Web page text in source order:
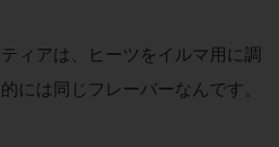
ィアは、ヒーツをイルマ用に調
には同じフレーバーなんです。